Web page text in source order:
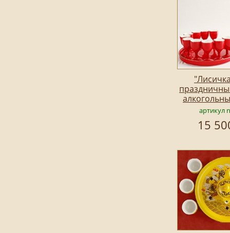
артикул
15